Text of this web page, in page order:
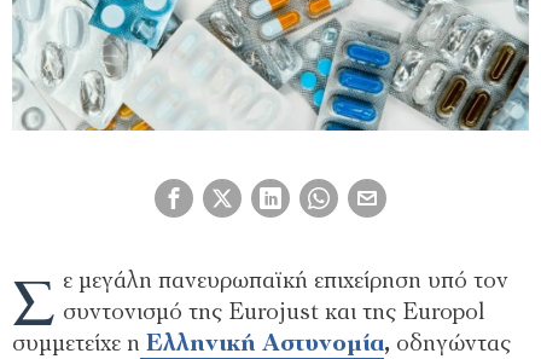
Σ ε μεγάλη πανευρωπαϊκή επιχείρηση υπό τον
συντονισμό της Eurojust και της Europol
συμμετείχε η Ελληνική Αστυνομία, οδηγώντας